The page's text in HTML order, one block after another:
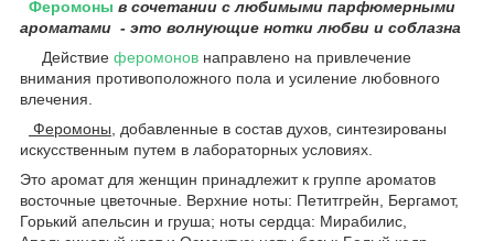
Феромоны в сочетании с любимыми парфюмерными
ароматами - это волнующие нотки любви и соблазна
Действие феромонов направлено на привлечение
внимания противоположного пола и усиление любовного
влечения.
Феромоны , добавленные в состав духов, синтезированы
искусственным путем в лабораторных условиях.
Это аромат для женщин принадлежит к группе ароматов
восточные цветочные. Верхние ноты: Петитгрейн, Бергамот,
Горький апельсин и груша; ноты сердца: Мирабилис,